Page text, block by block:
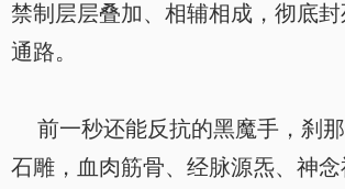
禁制层层叠加、相辅相成，彻底
通路。
前一秒还能反抗的黑魔手，刹
石雕，血肉筋骨、经脉源炁、神